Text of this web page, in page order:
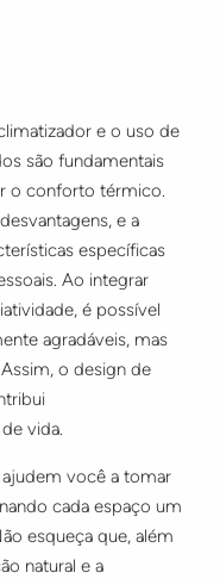
e o uso de
são fundamentais
o conforto térmico.
e a
específicas
Ao integrar
é possível
agradáveis, mas
o design de
vida.
você a tomar
cada espaço um
esqueça que, além
natural e a